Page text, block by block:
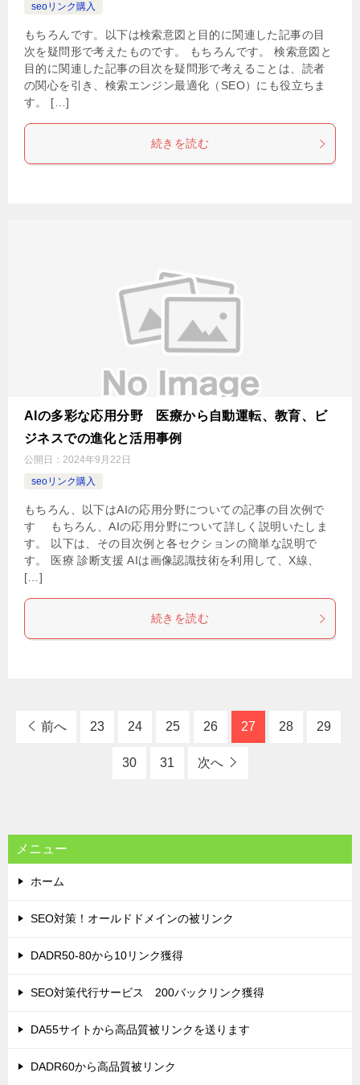
seoリンク購入
もちろんです。以下は検索意図と目的に関連した記事の目
次を疑問形で考えたものです。 もちろんです。 検索意図と
目的に関連した記事の目次を疑問形で考えることは、読者
の関心を引き、検索エンジン最適化（SEO）にも役立ちま
す。 […]
続きを読む
AIの多彩な応用分野 医療から自動運転、教育、ビ
ジネスでの進化と活用事例
公開日： 2024年9月22日
seoリンク購入
もちろん、以下はAIの応用分野についての記事の目次例で
す もちろん、AIの応用分野について詳しく説明いたしま
す。 以下は、その目次例と各セクションの簡単な説明で
す。 医療 診断支援 AIは画像認識技術を利用して、X線、
[…]
続きを読む
前へ 23 24 25 26 27 28 29
30 31 次へ
メニュー
ホーム
SEO対策！オールドドメインの被リンク
DADR50-80から10リンク獲得
SEO対策代行サービス 200バックリンク獲得
DA55サイトから高品質被リンクを送ります
DADR60から高品質被リンク